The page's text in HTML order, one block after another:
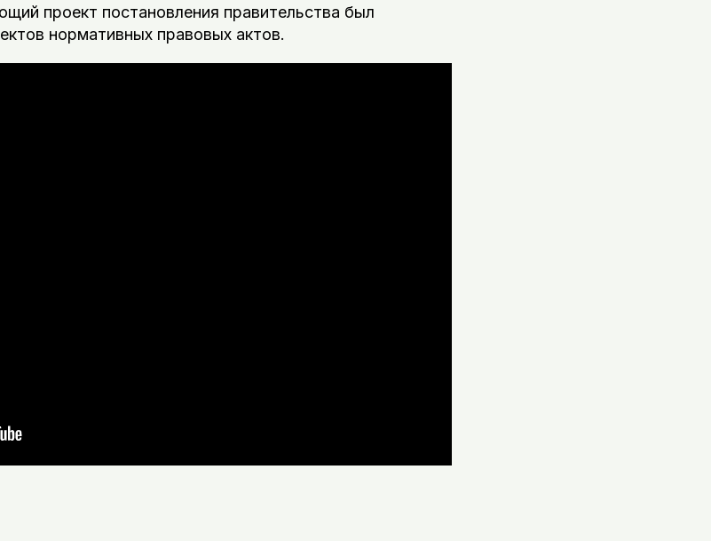
проект постановления правительства был
нормативных правовых актов.